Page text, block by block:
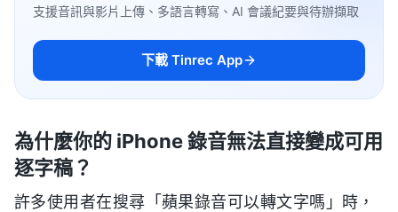
支援音訊與影片上傳、多語言轉寫、AI 會議紀要與待辦擷取
下載 Tinrec App
為什麼你的 iPhone 錄音無法直接變成可用
逐字稿？
許多使用者在搜尋「蘋果錄音可以轉文字嗎」時，